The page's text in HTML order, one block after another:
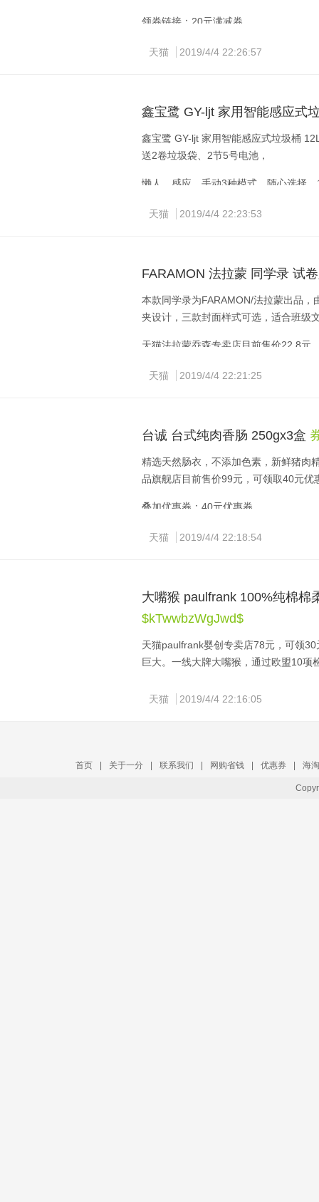
眩光，减少视觉疲劳度，适合开车时佩
眼镜行业中，老大是意大利眼镜制造
领券链接：20元满减券
天猫 2019/4/4 22:26:57
鑫宝鹭 GY-ljt 家用智能感应式
鑫宝鹭 GY-ljt 家用智能感应式垃圾桶
送2卷垃圾袋、2节5号电池，
懒人、感应、手动3种模式，随心选择
这款 鑫宝鹭 GY-ljt 家用智能感应式垃
天猫 2019/4/4 22:23:53
FARAMON 法拉蒙 同学录 试
本款同学录为FARAMON/法拉蒙出品
夹设计，三款封面样式可选，适合班级
天猫法拉蒙乔森专卖店目前售价22.8元
天猫 2019/4/4 22:21:25
台诚 台式纯肉香肠 250gx3盒
精选天然肠衣，不添加色素，新鲜猪肉
品旗舰店目前售价99元，可领取40元优
叠加优惠券：40元优惠券
叠加优惠券：40元优惠券
天猫 2019/4/4 22:18:54
大嘴猴 paulfrank 100%纯棉棉
$kTwwbzWgJwd$
天猫paulfrank婴创专卖店78元，可领
巨大。一线大牌大嘴猴，通过欧盟10项
天猫
2019/4/4 22:16:05
首页 关于一分 联系我们 网购省钱 优惠券 海淘